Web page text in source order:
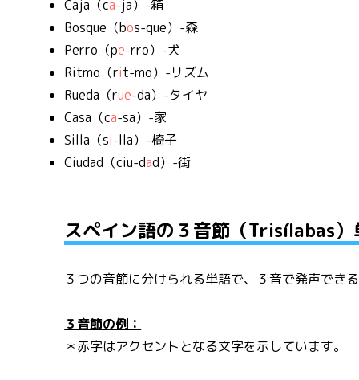
Caja（ca-ja）-箱
Bosque（bos-que）-森
Perro（pe-rro）-犬
Ritmo（rit-mo）-リズム
Rueda（rue-da）-タイヤ
Casa（ca-sa）-家
Silla（si-lla）-椅子
Ciudad（ciu-dad）-街
スペイン語の３音節（Trisílabas）
３つの音節に分けられる単語で、３音で発声できる
３音節の例：
＊赤字はアクセントとなる文字を示しています。